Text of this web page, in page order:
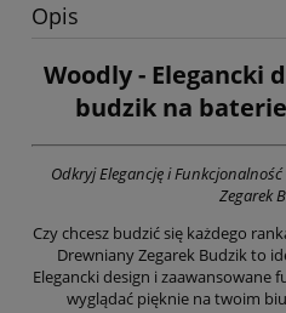
Opis
Woodly - Elegancki
budzik na
Odkryj Elegancję i
Zegarek
Czy chcesz budzić się każdego
Drewniany Zegarek Budzik to
Elegancki design i zaawansowane
wyglądać pięknie na twoim